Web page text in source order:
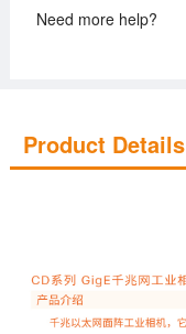
Need more help?
Product Details